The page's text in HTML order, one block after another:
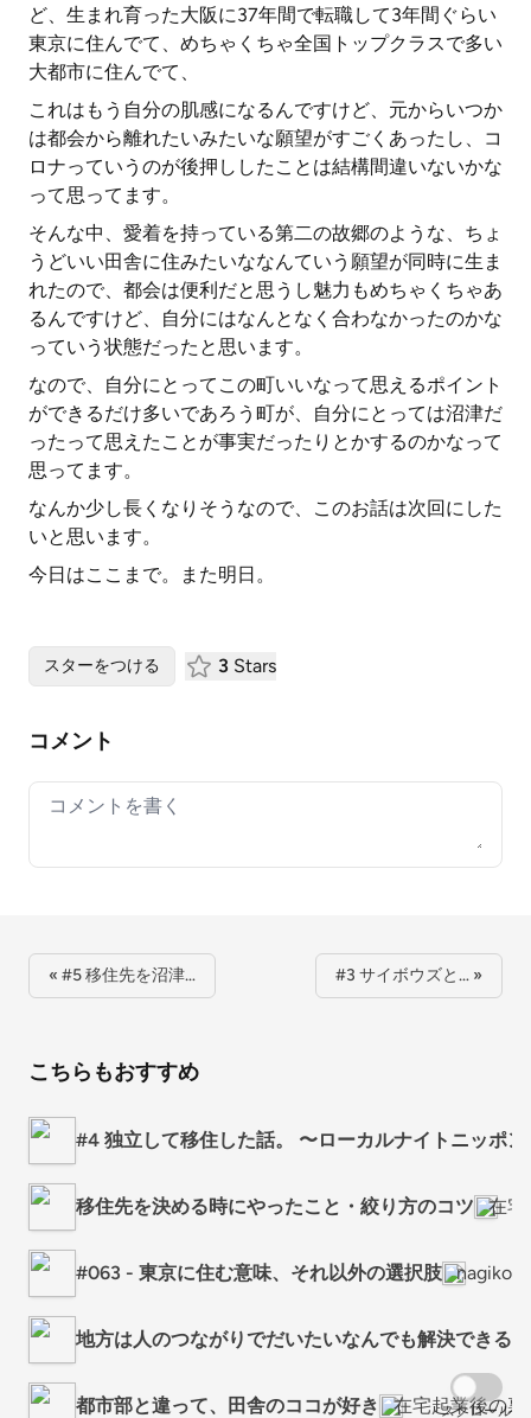
ど、生まれ育った大阪に37年間で転職して3年間ぐらい
東京に住んでて、めちゃくちゃ全国トップクラスで多い
大都市に住んでて、
これはもう自分の肌感になるんですけど、元からいつか
は都会から離れたいみたいな願望がすごくあったし、コ
ロナっていうのが後押ししたことは結構間違いないかな
って思ってます。
そんな中、愛着を持っている第二の故郷のような、ちょ
うどいい田舎に住みたいななんていう願望が同時に生ま
れたので、都会は便利だと思うし魅力もめちゃくちゃあ
るんですけど、自分にはなんとなく合わなかったのかな
っていう状態だったと思います。
なので、自分にとってこの町いいなって思えるポイント
ができるだけ多いであろう町が、自分にとっては沼津だ
ったって思えたことが事実だったりとかするのかなって
思ってます。
なんか少し長くなりそうなので、このお話は次回にした
いと思います。
今日はここまで。また明日。
スターをつける 3 Stars
コメント
Your comment
« #5 移住先を沼津… #3 サイボウズと… »
こちらもおすすめ
#4 独立して移住した話。 〜ローカルナイトニッポ
移住先を決める時にやったこと・絞り方のコツ 在宅
#063 - 東京に住む意味、それ以外の選択肢 nagiko
地方は人のつながりでだいたいなんでも解決できる説
都市部と違って、田舎のココが好き 在宅起業後の
スクロール